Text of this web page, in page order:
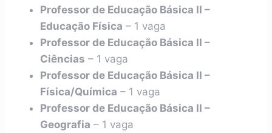
Professor de Educação Básica II –
Educação Física – 1 vaga
Professor de Educação Básica II –
Ciências – 1 vaga
Professor de Educação Básica II –
Física/Química – 1 vaga
Professor de Educação Básica II –
Geografia – 1 vaga